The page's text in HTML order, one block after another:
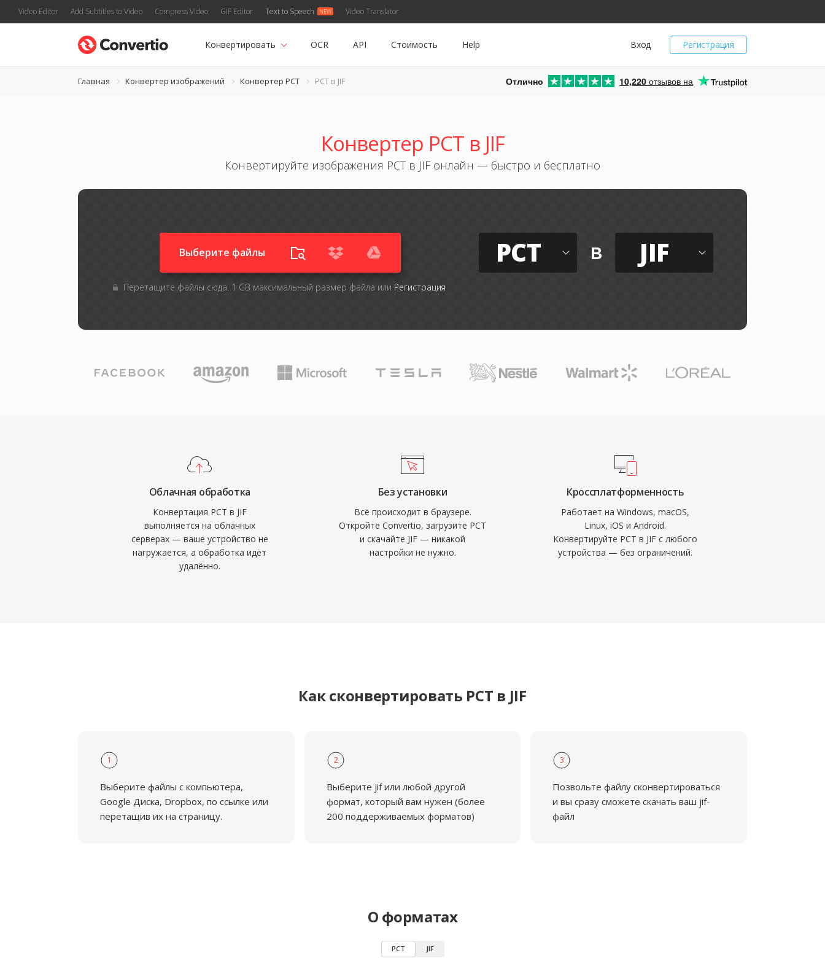
Video Editor Add Subtitles to Video Compress Video GIF Editor Text to Speech Video Translator
Регистрация
Вход
Конвертировать OCR API Стоимость Help
Главная Конвертер изображений Конвертер PCT PCT в JIF Отлично 10,220 отзывов на
Конвертер PCT в JIF
Конвертируйте изображения PCT в JIF онлайн — быстро и бесплатно
Выберите файлы
Перетащите файлы сюда. 1 GB максимальный размер файла или Регистрация
PCT в JIF
Облачная обработка
Конвертация PCT в JIF
выполняется на облачных
серверах — ваше устройство не
нагружается, а обработка идёт
удалённо.
Без установки
Всё происходит в браузере.
Откройте Convertio, загрузите PCT
и скачайте JIF — никакой
настройки не нужно.
Кроссплатформенность
Работает на Windows, macOS,
Linux, iOS и Android.
Конвертируйте PCT в JIF с любого
устройства — без ограничений.
Как сконвертировать PCT в JIF
1
Выберите файлы с компьютера,
Google Диска, Dropbox, по ссылке или
перетащив их на страницу.
2
Выберите jif или любой другой
формат, который вам нужен (более
200 поддерживаемых форматов)
3
Позвольте файлу сконвертироваться
и вы сразу сможете скачать ваш jif-
файл
О форматах
PCT JIF